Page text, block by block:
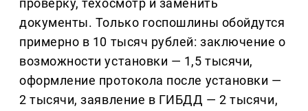
проверку, техосмотр и заменить
документы. Только госпошлины обойдутся
примерно в 10 тысяч рублей: заключение о
возможности установки — 1,5 тысячи,
оформление протокола после установки —
2 тысячи, заявление в ГИБДД — 2 тысячи,